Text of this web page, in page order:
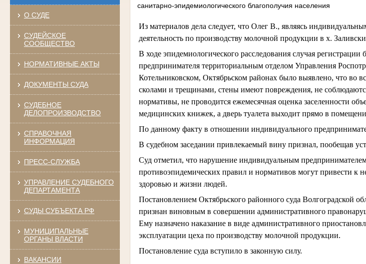
О СУДЕ
СУДЕЙСКОЕ
СООБЩЕСТВО
НОРМАТИВНЫЕ АКТЫ
ДОКУМЕНТЫ СУДА
СУДЕБНОЕ
ДЕЛОПРОИЗВОДСТВО
СПРАВОЧНАЯ
ИНФОРМАЦИЯ
ПРЕСС-СЛУЖБА
УПРАВЛЕНИЕ СУДЕБНОГО
ДЕПАРТАМЕНТА
СУДЫ СУБЪЕКТА РФ
МУНИЦИПАЛЬНЫЕ
ОРГАНЫ ВЛАСТИ
ВАКАНСИИ
санитарно-эпидемиологического благополучия населения
Из материалов дела следует, что Олег В., являясь
деятельность по производству молочной продукции в х.
В ходе эпидемиологического расследования случая
предпринимателя территориальным отделом Управления
Котельниковском, Октябрьском районах было выявлено, что
сколами и трещинами, стены имеют повреждения, не
нормативы, не проводится ежемесячная оценка заселенности
медицинских книжек, а дверь туалета выходит прямо в
По данному факту в отношении индивидуального
В судебном заседании привлекаемый вину признал, пообещав
Суд отметил, что нарушение индивидуальным
противоэпидемических правил и нормативов могут привести
здоровью и жизни людей.
Постановлением Октябрьского районного суда Волгоградской
признан виновным в совершении административного
Ему назначено наказание в виде административного
эксплуатации цеха по производству молочной продукции.
Постановление суда вступило в законную силу.